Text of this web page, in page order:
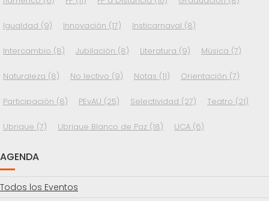
Igualdad (9) Innovación (17) Insticarnaval (8)
Intercambio (8) Jubilación (8) Literatura (9) Música (7)
Naturaleza (8) No lectivo (9) Notas (11) Orientación (7)
Participación (8) PEvAU (25) Selectividad (27) Teatro (21)
Ubrique (7) Ubrique Blanco de Paz (18) UCA (6)
AGENDA
Todos los Eventos